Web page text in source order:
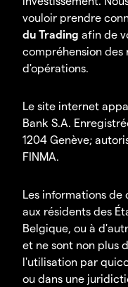
vouloir prendre
du Trading afin de
compréhension des
d'opérations.
Le site internet
Bank S.A.
1204 Genève;
FINMA.
Les informations de
aux résidents des
Belgique, ou à
et ne sont non plus
l'utilisation par
ou dans une